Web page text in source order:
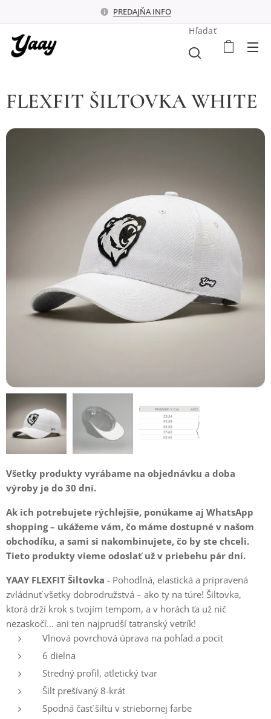
PREDAJŇA INFO
Hľadať
FLEXFIT ŠILTOVKA WHITE
Všetky produkty vyrábame na objednávku a doba
výroby je do 30 dní.
Ak ich potrebujete rýchlejšie, ponúkame aj WhatsApp
shopping – ukážeme vám, čo máme dostupné v našom
obchodíku, a sami si nakombinujete, čo by ste chceli.
Tieto produkty vieme odoslať už v priebehu pár dní.
YAAY FLEXFIT Šiltovka - Pohodlná, elastická a pripravená
zvládnuť všetky dobrodružstvá – ako ty na túre! Šiltovka,
ktorá drží krok s tvojím tempom, a v horách ťa už nič
nezaskočí… ani ten najprudší tatranský vetrík!
Vlnová povrchová úprava na pohľad a pocit
6 dielna
Stredný profil, atletický tvar
Šilt prešívaný 8-krát
Spodná časť šiltu v striebornej farbe